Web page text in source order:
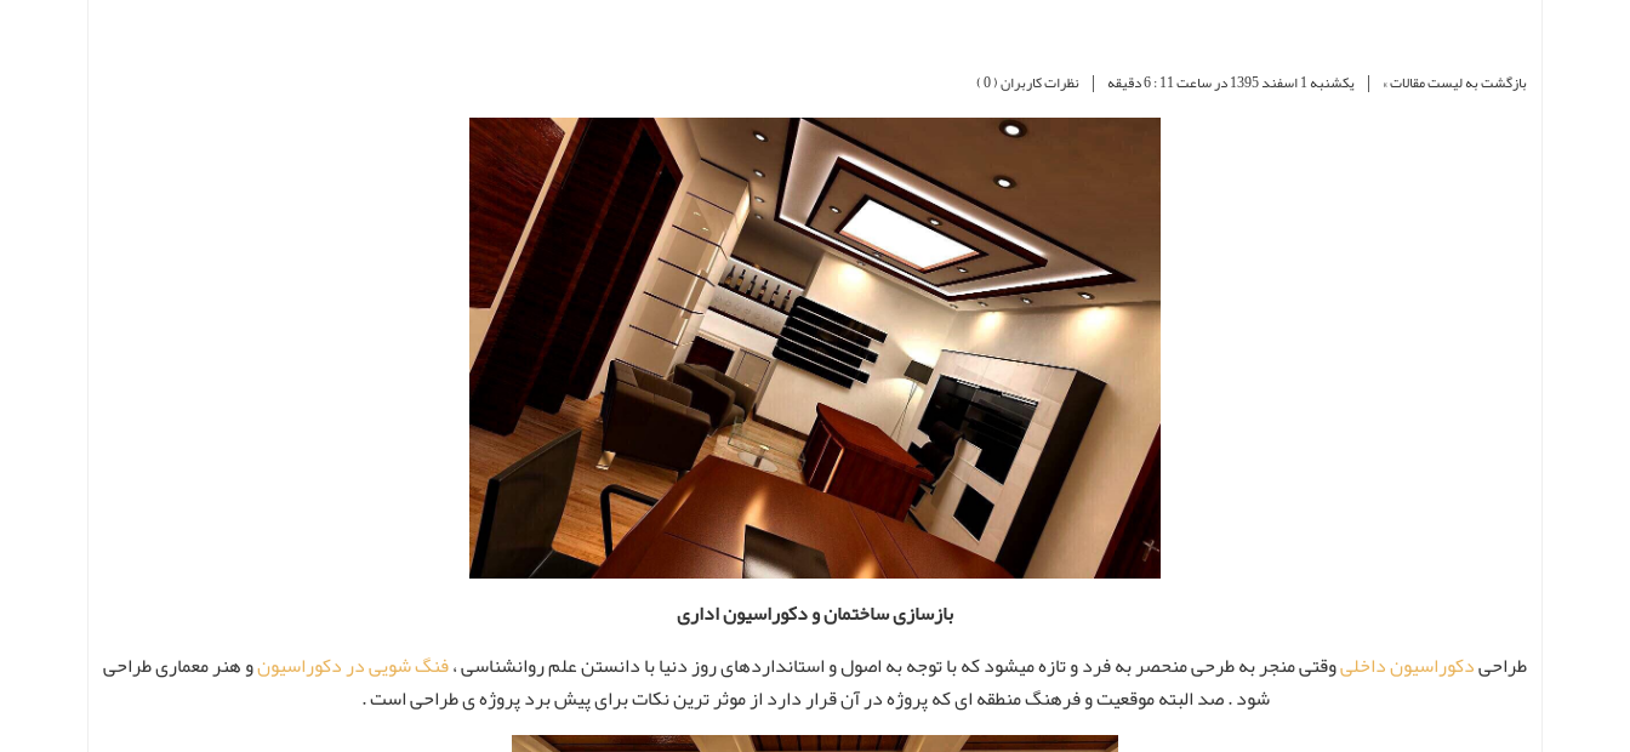
بازگشت به لیست مقالات » | یکشنبه 1 اسفند 1395 در ساعت 11 : 6 دقیقه | نظرات کاربران ( 0 )
بازسازی ساختمان و دکوراسیون اداری
طراحیدکوراسیون داخلیوقتی منجر به طرحی منحصر به فرد و تازه میشود که با توجه به اصول و استانداردهای روز دنیا با دانستن علم روانشناسی ،فنگ شویی در دکوراسیونو هنر معماری طراحی
شود . صد البته موقعیت و فرهنگ منطقه ای که پروژه در آن قرار دارد از موثر ترین نکات برای پیش برد پروژه ی طراحی است .